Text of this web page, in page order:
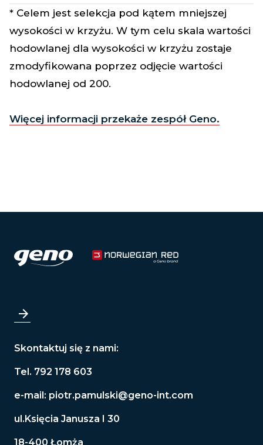
* Celem jest selekcja pod kątem mniejszej
wysokości w krzyżu. W tym celu skala wartości
hodowlanej dla wysokości w krzyżu zostaje
zmodyfikowana poprzez odjęcie wartości
hodowlanej od 200.
Więcej informacji przekaże zespół Geno.
Skontaktuj się z nami:
Tel. 792 178 603
e-mail: piotr.pamulski@geno-int.com
ul.Księcia Janusza I 30
18-400 Łomża